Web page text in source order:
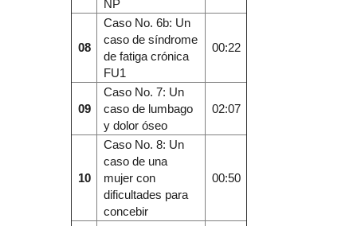
NP
08
Caso No. 6b: Un
caso de síndrome
de fatiga crónica
FU1
00:22
09
Caso No. 7: Un
caso de lumbago
y dolor óseo
02:07
10
Caso No. 8: Un
caso de una
mujer con
dificultades para
concebir
00:50